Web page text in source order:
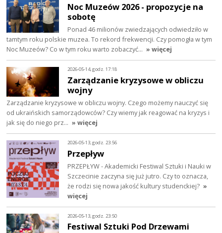
Noc Muzeów 2026 - propozycje na
sobotę
Ponad 46 milionów zwiedzających odwiedziło w
tamtym roku polskie muzea. To rekord frekwencji. Czy pomogła w tym
Noc Muzeów? Co w tym roku warto zobaczyć… » więcej
2026-05-14, godz. 17:18
Zarządzanie kryzysowe w obliczu
wojny
Zarządzanie kryzysowe w obliczu wojny. Czego możemy nauczyć się
od ukraińskich samorządowców? Czy wiemy jak reagować na kryzys i
jak się do niego prz… » więcej
2026-05-13, godz. 23:56
Przepływ
PRZEPŁYW - Akademicki Festiwal Sztuki i Nauki w
Szczecinie zaczyna się już jutro. Czy to oznacza,
że rodzi się nowa jakość kultury studenckiej? »
więcej
2026-05-13, godz. 23:50
Festiwal Sztuki Pod Drzewami